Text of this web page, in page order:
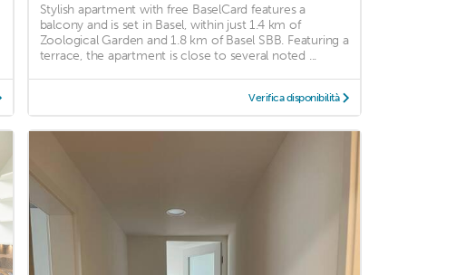
Stylish apartment with free BaselCard features a
balcony and is set in Basel, within just 1.4 km of
Zoological Garden and 1.8 km of Basel SBB. Featuring a
terrace, the apartment is close to several noted ...
Verifica disponibilità